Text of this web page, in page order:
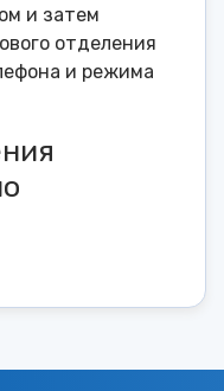
и затем
отделения
и режима